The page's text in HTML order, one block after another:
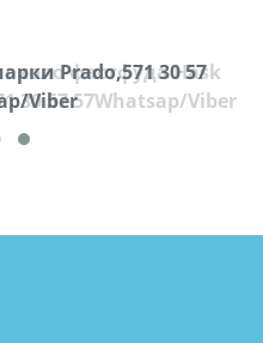
фастфуда Hask
30 57 57Whatsap/Viber
Prado,571 30 57
Viber